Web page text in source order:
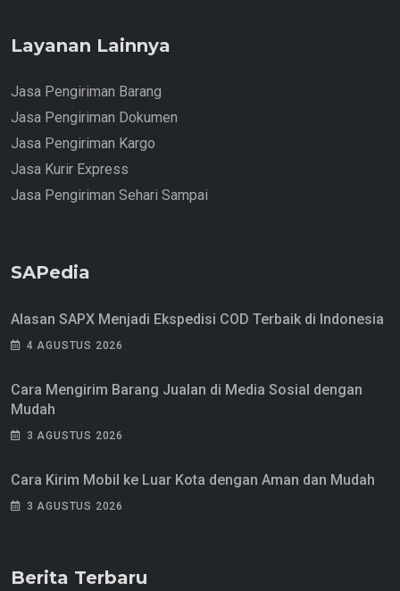
Layanan Lainnya
Jasa Pengiriman Barang
Jasa Pengiriman Dokumen
Jasa Pengiriman Kargo
Jasa Kurir Express
Jasa Pengiriman Sehari Sampai
SAPedia
Alasan SAPX Menjadi Ekspedisi COD Terbaik di Indonesia
4 AGUSTUS 2026
Cara Mengirim Barang Jualan di Media Sosial dengan
Mudah
3 AGUSTUS 2026
Cara Kirim Mobil ke Luar Kota dengan Aman dan Mudah
3 AGUSTUS 2026
Berita Terbaru